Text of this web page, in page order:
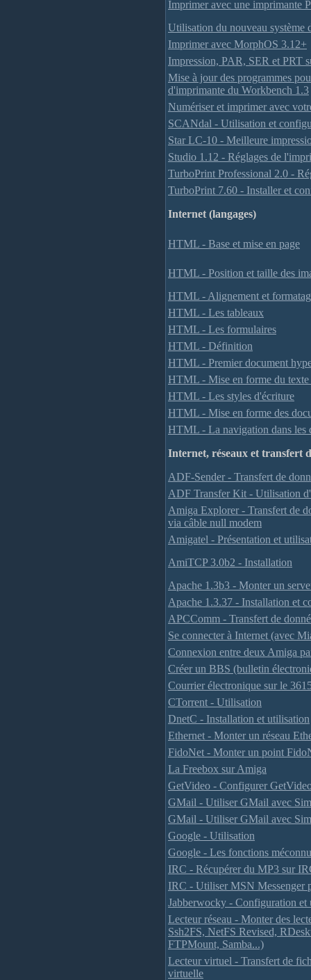
Imprimer avec une imprimante
Utilisation du nouveau système
Imprimer avec MorphOS 3.12+
Impression, PAR, SER et PRT
Mise à jour des programmes
d'imprimante du Workbench 1.3
Numériser et imprimer avec
SCANdal - Utilisation et
Star LC-10 - Meilleure
Studio 1.12 - Réglages de
TurboPrint Professional 2.0 -
TurboPrint 7.60 - Installer et
Internet (langages)
HTML - Base et mise en page
HTML - Position et taille des
HTML - Alignement et
HTML - Les tableaux
HTML - Les formulaires
HTML - Définition
HTML - Premier document
HTML - Mise en forme du texte
HTML - Les styles d'écriture
HTML - Mise en forme des
HTML - La navigation dans les
Internet, réseaux et transfert
ADF-Sender - Transfert de
ADF Transfer Kit - Utilisation
Amiga Explorer - Transfert de
via câble null modem
Amigatel - Présentation et
AmiTCP 3.0b2 - Installation
Apache 1.3b3 - Monter un
Apache 1.3.37 - Installation et
APCComm - Transfert de
Se connecter à Internet (avec
Connexion entre deux Amiga
Créer un BBS (bulletin
Courrier électronique sur le
CTorrent - Utilisation
DnetC - Installation et utilisation
Ethernet - Monter un réseau
FidoNet - Monter un point
La Freebox sur Amiga
GetVideo - Configurer
GMail - Utiliser GMail avec
GMail - Utiliser GMail avec
Google - Utilisation
Google - Les fonctions
IRC - Récupérer du MP3 sur
IRC - Utiliser MSN Messenger
Jabberwocky - Configuration et
Lecteur réseau - Monter des
Ssh2FS, NetFS Revised,
FTPMount, Samba...)
Lecteur virtuel - Transfert de
virtuelle